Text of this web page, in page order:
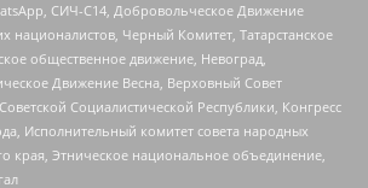
СИЧ-С14, Добровольческое Движение
националистов, Черный Комитет, Татарстанское
общественное движение, Невоград,
Движение Весна, Верховный Совет
Социалистической Республики, Конгресс
Исполнительный комитет совета народных
края, Этническое национальное объединение,